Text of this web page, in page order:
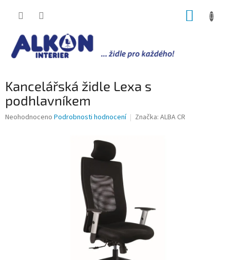
Kancelářská židle Lexa s
podhlavníkem
Průměrné
Neohodnoceno Podrobnosti hodnocení Značka: ALBA CR